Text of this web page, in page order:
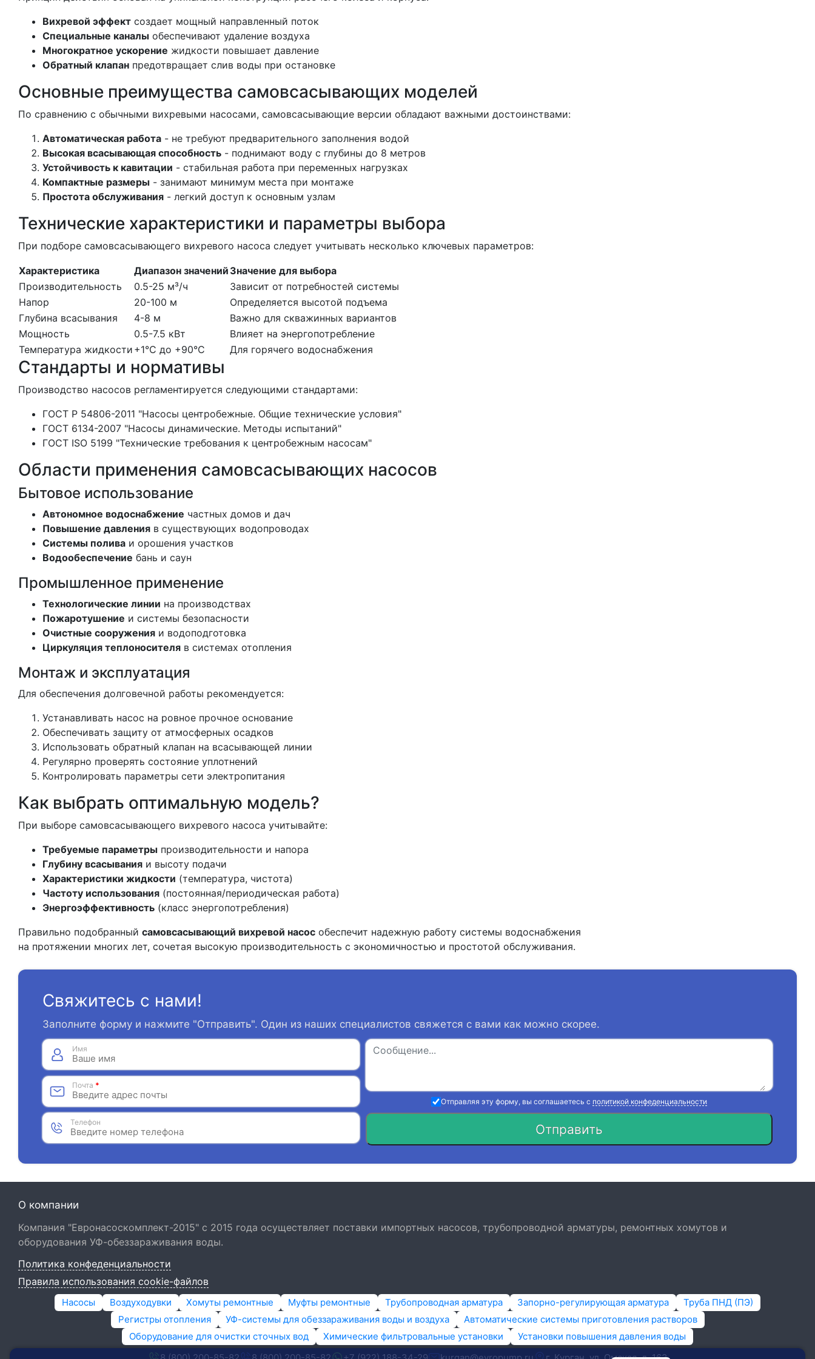
Вихревой эффект создает мощный направленный поток
Специальные каналы обеспечивают удаление воздуха
Многократное ускорение жидкости повышает давление
Обратный клапан предотвращает слив воды при остановке
Основные преимущества самовсасывающих моделей
По сравнению с обычными вихревыми насосами, самовсасывающие версии обладают важными достоинствами:
Автоматическая работа - не требуют предварительного заполнения водой
Высокая всасывающая способность - поднимают воду с глубины до 8 метров
Устойчивость к кавитации - стабильная работа при переменных нагрузках
Компактные размеры - занимают минимум места при монтаже
Простота обслуживания - легкий доступ к основным узлам
Технические характеристики и параметры выбора
При подборе самовсасывающего вихревого насоса следует учитывать несколько ключевых параметров:
Характеристика Диапазон значений Значение для выбора
Производительность
0.5-25 м³/ч
Зависит от потребностей системы
Напор
20-100 м
Определяется высотой подъема
Глубина всасывания
4-8 м
Важно для скважинных вариантов
Мощность
0.5-7.5 кВт
Влияет на энергопотребление
Температура жидкости +1°C до +90°C Для горячего водоснабжения
Стандарты и нормативы
Производство насосов регламентируется следующими стандартами:
ГОСТ Р 54806-2011 "Насосы центробежные. Общие технические условия"
ГОСТ 6134-2007 "Насосы динамические. Методы испытаний"
ГОСТ ISO 5199 "Технические требования к центробежным насосам"
Области применения самовсасывающих насосов
Бытовое использование
Автономное водоснабжение частных домов и дач
Повышение давления в существующих водопроводах
Системы полива и орошения участков
Водообеспечение бань и саун
Промышленное применение
Технологические линии на производствах
Пожаротушение и системы безопасности
Очистные сооружения и водоподготовка
Циркуляция теплоносителя в системах отопления
Монтаж и эксплуатация
Для обеспечения долговечной работы рекомендуется:
Устанавливать насос на ровное прочное основание
Обеспечивать защиту от атмосферных осадков
Использовать обратный клапан на всасывающей линии
Регулярно проверять состояние уплотнений
Контролировать параметры сети электропитания
Как выбрать оптимальную модель?
При выборе самовсасывающего вихревого насоса учитывайте:
Требуемые параметры производительности и напора
Глубину всасывания и высоту подачи
Характеристики жидкости (температура, чистота)
Частоту использования (постоянная/периодическая работа)
Энергоэффективность (класс энергопотребления)
Правильно подобранный самовсасывающий вихревой насос обеспечит надежную работу системы водоснабжения
на протяжении многих лет, сочетая высокую производительность с экономичностью и простотой обслуживания.
Свяжитесь с нами!
Заполните форму и нажмите "Отправить". Один из наших специалистов свяжется с вами как можно скорее.
Имя
Почта *
Телефон
Отправляя эту форму, вы соглашаетесь с политикой конфеденциальности
Отправить
О компании
Компания "Евронасоскомплект-2015" с 2015 года осуществляет поставки импортных насосов, трубопроводной арматуры, ремонтных хомутов и
оборудования УФ-обеззараживания воды.
Политика конфеденциальности
Правила использования cookie-файлов
Насосы Воздуходувки Хомуты ремонтные Муфты ремонтные Трубопроводная арматура Запорно-регулирующая арматура
Труба ПНД (ПЭ)
Регистры отопления
УФ-системы для обеззараживания воды и воздуха
Автоматические системы приготовления растворов
Оборудование для очистки сточных вод
Химические фильтровальные установки
Установки повышения давления воды